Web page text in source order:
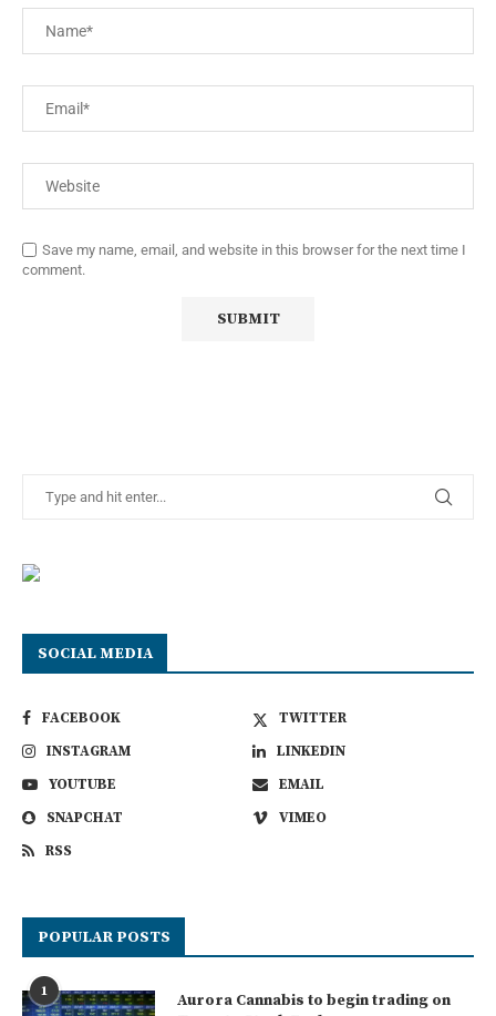
Save my name, email, and website in this browser for the next time I
comment.
SOCIAL MEDIA
FACEBOOK
TWITTER
INSTAGRAM
LINKEDIN
YOUTUBE
EMAIL
SNAPCHAT
VIMEO
RSS
POPULAR POSTS
1
Aurora Cannabis to begin trading on